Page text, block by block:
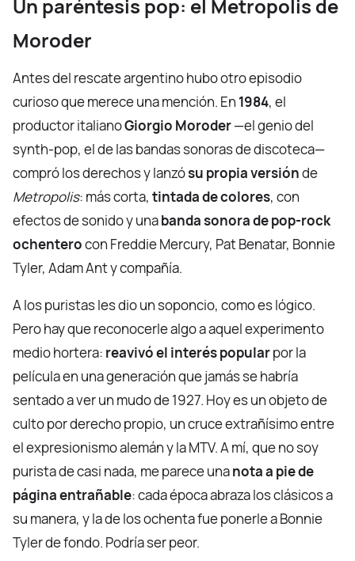
Un paréntesis pop: el Metropolis de
Moroder
Antes del rescate argentino hubo otro episodio
curioso que merece una mención. En 1984, el
productor italianoGiorgio Moroder—el genio del
synth-pop, el de las bandas sonoras de discoteca—
compró los derechos y lanzósu propia versiónde
Metropolis: más corta, tintada de colores, con
efectos de sonido y unabanda sonora de pop-rock
ochenterocon Freddie Mercury, Pat Benatar, Bonnie
Tyler, Adam Ant y compañía.
A los puristas les dio un soponcio, como es lógico.
Pero hay que reconocerle algo a aquel experimento
medio hortera: reavivó el interés popularpor la
película en una generación que jamás se habría
sentado a ver un mudo de 1927. Hoy es un objeto de
culto por derecho propio, un cruce extrañísimo entre
el expresionismo alemán y la MTV. A mí, que no soy
purista de casi nada, me parece unanota a pie de
página entrañable: cada época abraza los clásicos a
su manera, y la de los ochenta fue ponerle a Bonnie
Tyler de fondo. Podría ser peor.